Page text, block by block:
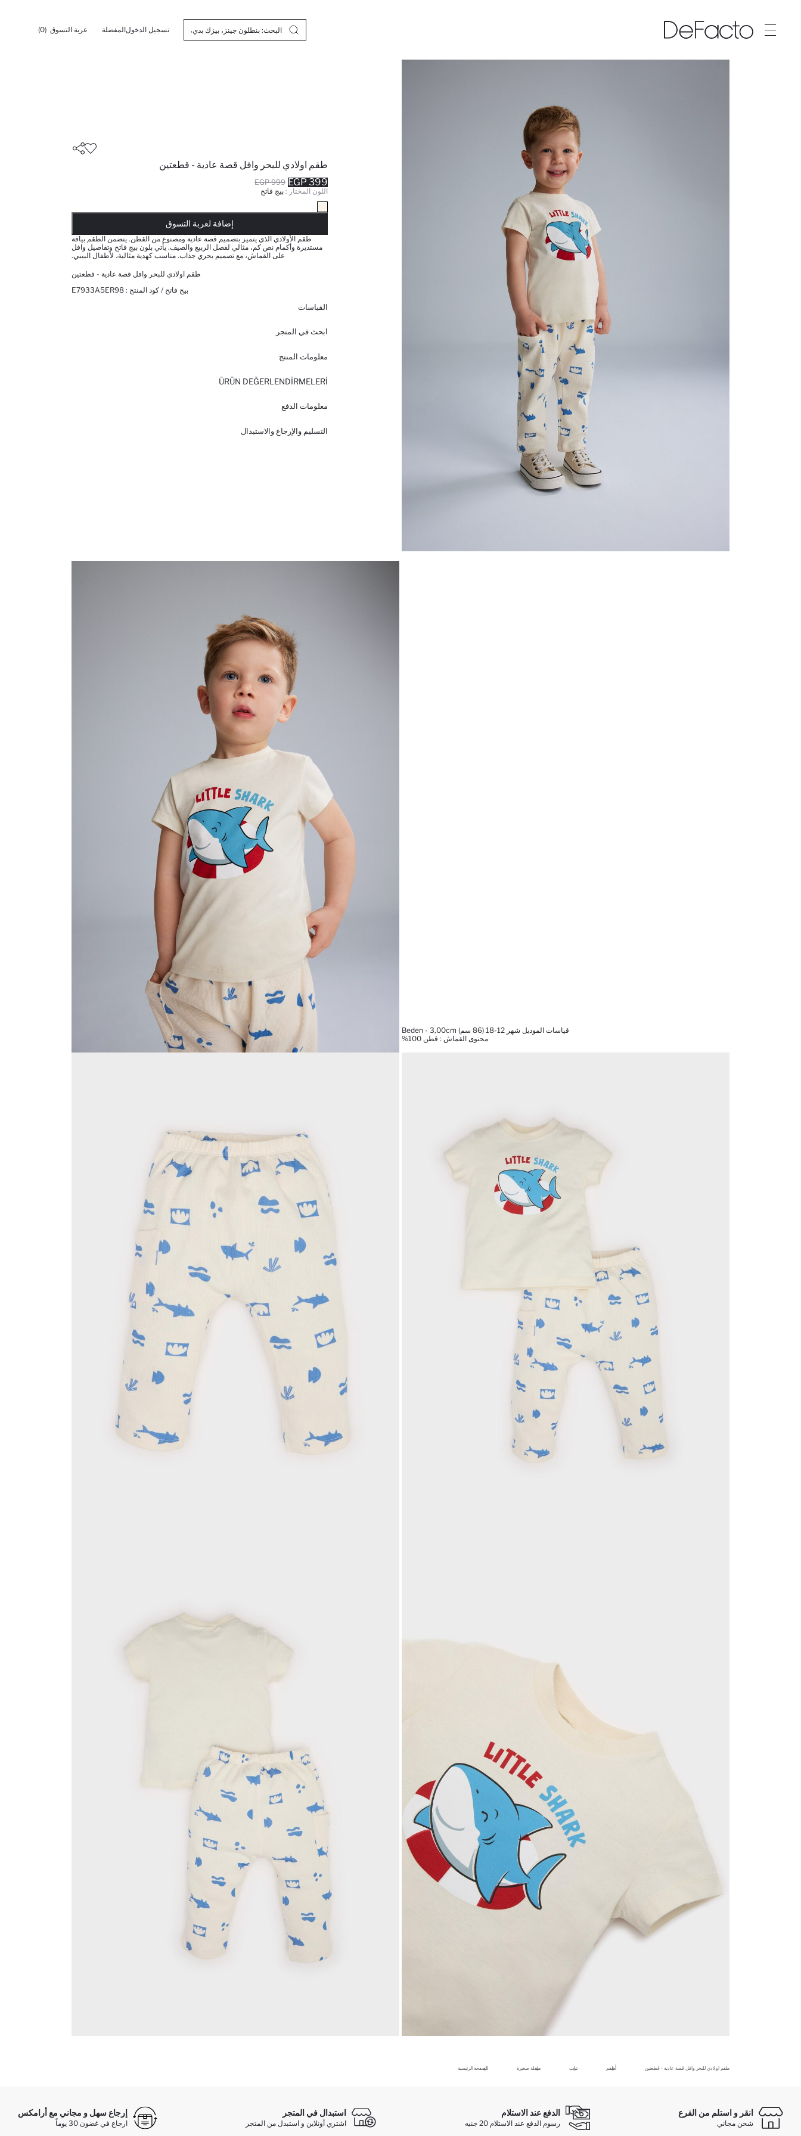
تسجيل الدخولالمفضلة عربة التسوق (0)
طقم اولادي للبحر وافل قصة عادية - قطعتين
999 EGP 399 EGP
اللون المختار : بيج فاتح
إضافة لعربة التسوق
طقم الأولادي الذي يتميز بتصميم قصة عادية ومصنوع من القطن. يتضمن الطقم بياقة
مستديرة وأكمام نص كم، مثالي لفصل الربيع والصيف. يأتي بلون بيج فاتح وتفاصيل وافل
على القماش، مع تصميم بحري جذاب. مناسب كهدية مثالية، لأطفال البيبي.
طقم اولادي للبحر وافل قصة عادية - قطعتين
بيج فاتح / كود المنتج : E7933A5ER98
القياسات
ابحث في المتجر
معلومات المنتج
ÜRÜN DEĞERLENDİRMELERİ
معلومات الدفع
التسليم والإرجاع والاستبدال
قياسات الموديل شهر 12-18 (86 سم) Beden - 3,00cm
محتوى القماش : قطن 100%
الصفحة الرئيسية طفلة صغيرة ثياب أطقم طقم اولادي للبحر وافل قصة عادية - قطعتين
انقر و استلم من الفرع
شحن مجاني
الدفع عند الاستلام
رسوم الدفع عند الاستلام 20 جنيه
استبدال في المتجر
اشتري أونلاين و استبدل من المتجر
إرجاع سهل و مجاني مع أرامكس
ارجاع في غضون 30 يوماً